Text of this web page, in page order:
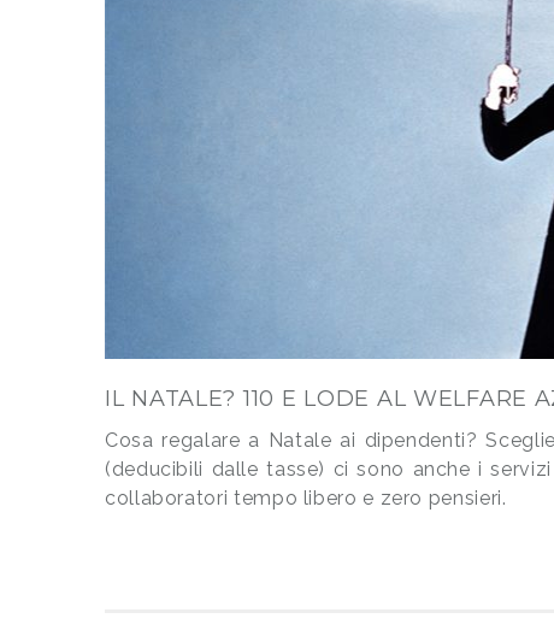
IL NATALE? 110 E LODE AL WELFARE
Cosa regalare a Natale ai dipendenti?
(deducibili dalle tasse) ci sono anche i
collaboratori tempo libero e zero pensieri.